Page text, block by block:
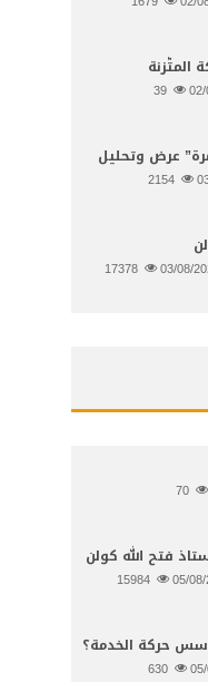
المتّزنة
عرض وتحليل
03/08/
فتح الله كولن
05/
حركة الخدمة؟